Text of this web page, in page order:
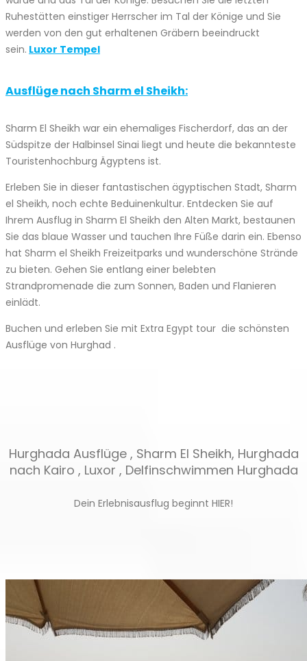
Ruhestätten einstiger Herrscher im Tal der Könige und Sie
werden von den gut erhaltenen Gräbern beeindruckt
sein. Luxor Tempel
Ausflüge nach Sharm el Sheikh:
Sharm El Sheikh war ein ehemaliges Fischerdorf, das an der
Südspitze der Halbinsel Sinai liegt und heute die bekannteste
Touristenhochburg Ägyptens ist.
Erleben Sie in dieser fantastischen ägyptischen Stadt, Sharm
el Sheikh, noch echte Beduinenkultur. Entdecken Sie auf
Ihrem Ausflug in Sharm El Sheikh den Alten Markt, bestaunen
Sie das blaue Wasser und tauchen Ihre Füße darin ein. Ebenso
hat Sharm el Sheikh Freizeitparks und wunderschöne Strände
zu bieten. Gehen Sie entlang einer belebten
Strandpromenade die zum Sonnen, Baden und Flanieren
einlädt.
Buchen und erleben Sie mit Extra Egypt tour die schönsten
Ausflüge von Hurghad .
Hurghada Ausflüge , Sharm El Sheikh, Hurghada
nach Kairo , Luxor , Delfinschwimmen Hurghada
Dein Erlebnisausflug beginnt HIER!